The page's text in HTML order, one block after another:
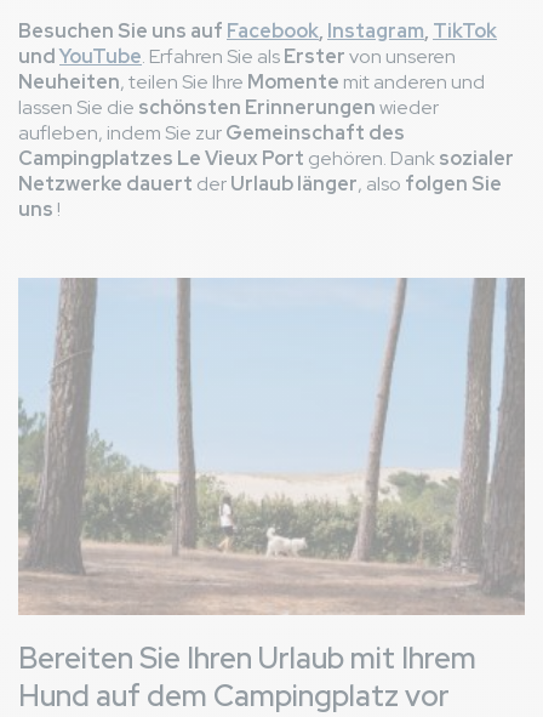
Besuchen Sie uns auf Facebook, Instagram, TikTok
undYouTube. Erfahren Sie alsErstervon unseren
Neuheiten, teilen Sie Ihre Momente mit anderen und
lassen Sie die schönsten Erinnerungenwieder
aufleben, indem Sie zurGemeinschaft des
Campingplatzes Le Vieux Port gehören. Danksozialer
Netzwerke dauert derUrlaub länger, also folgen Sie
uns !
Bereiten Sie Ihren Urlaub mit Ihrem
Hund auf dem Campingplatz vor